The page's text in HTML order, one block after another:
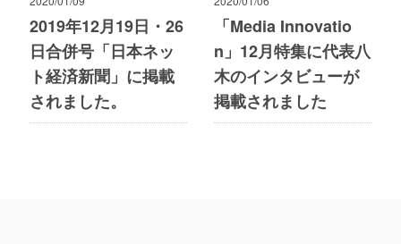
2019年12月19日・26
日合併号「日本ネッ
ト経済新聞」に掲載
されました。
「Media Innovatio
n」12月特集に代表八
木のインタビューが
掲載されました